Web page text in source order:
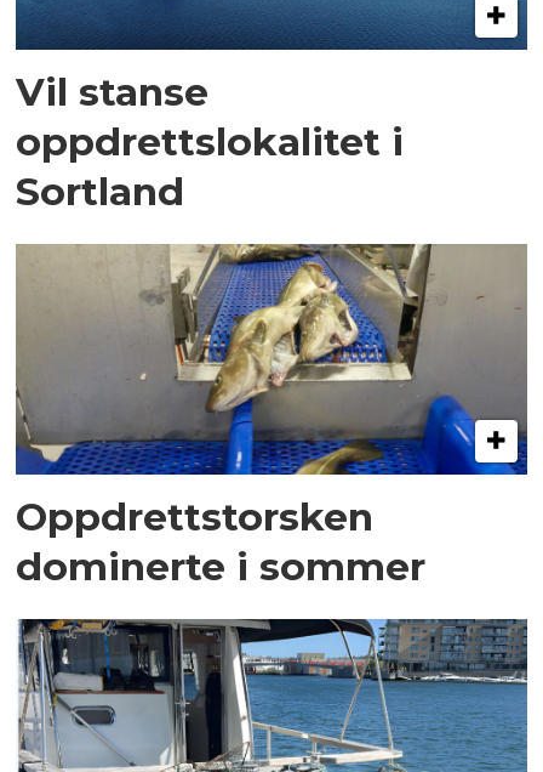
Vil stanse
oppdrettslokalitet i
Sortland
Oppdrettstorsken
dominerte i sommer